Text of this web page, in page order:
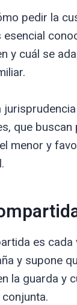
pedir la
esencial
y cuál se
que buscan
menor y
es cada
y supone
la guarda y